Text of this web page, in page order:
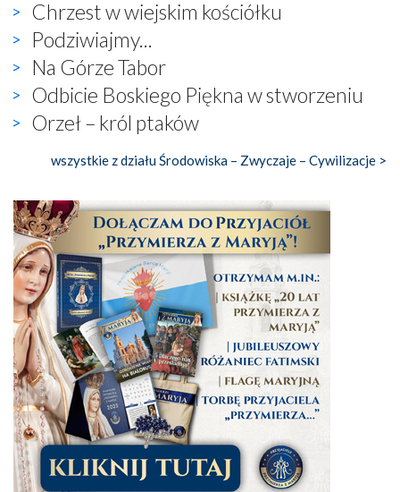
Chrzest w wiejskim kościółku
Podziwiajmy...
Na Górze Tabor
Odbicie Boskiego Piękna w stworzeniu
Orzeł – król ptaków
wszystkie z działu Środowiska – Zwyczaje – Cywilizacje >